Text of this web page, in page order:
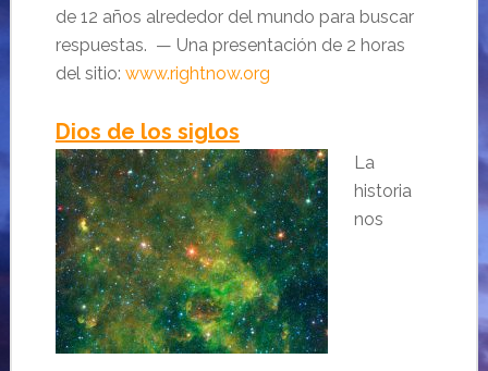
de 12 años alrededor del mundo para buscar
respuestas. — Una presentación de 2 horas
del sitio: www.rightnow.org
Dios de los siglos
La
historia
nos